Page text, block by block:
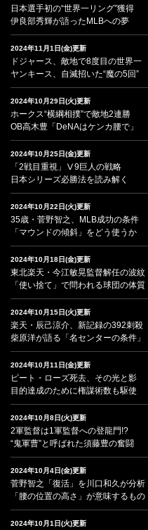
日本選手初の“世界一リング”獲得
伊良部秀輝が語ったMLBへの夢
2024年11月1日(金)更新
ドジャース、敵地で8度目の世界一
ヤンキース、自滅招いた“魔の5回”
2024年10月29日(火)更新
ホークス“横綱相撲”で敵地2連勝
OB高木豊「DeNAはケンカ腰で」
2024年10月25日(金)更新
「2戦目重視」Ⅴ9巨人の戦略
日本シリーズ必勝法を読み解く
2024年10月22日(火)更新
35歳・菅野智之、MLB成功の条件
「マウンドの傾斜」をどう使うか
2024年10月18日(金)更新
東北楽天・今江敏晃監督解任の波紋
「使い捨て」で問われる球団の体質
2024年10月15日(火)更新
楽天・辰己涼介、新記録の392刺殺
柴原洋が語る「名センターの条件」
2024年10月11日(金)更新
ピート・ローズ死去、その光と影
目的達成のために権謀術数も駆使
2024年10月8日(火)更新
2軍監督は1軍監督への登龍門!?
“鬼軍曹”と呼ばれた須藤豊の奮闘
2024年10月4日(金)更新
菅野智之「復活」を川口和久が分析
「腰の位置の高さ」が意味するもの
2024年10月1日(火)更新